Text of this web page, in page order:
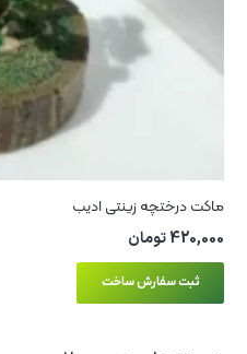
ماکت درختچه زینتی ادیب
420,000تومان
ثبت سفارش ساخت